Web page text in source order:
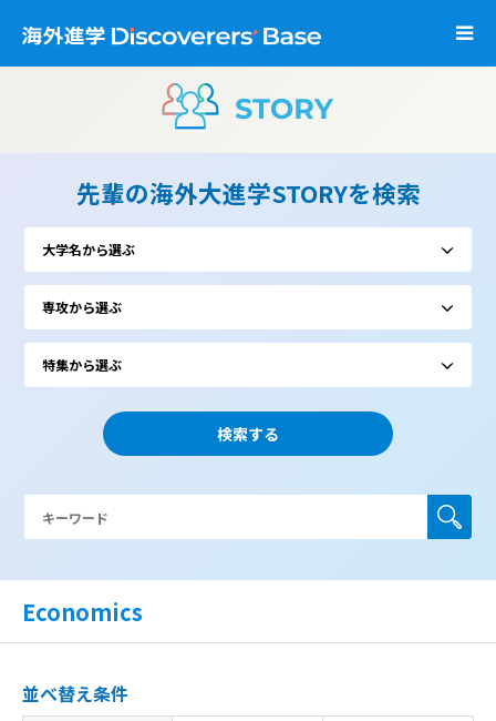
先輩の海外大進学STORYを検索
Economics
並べ替え条件